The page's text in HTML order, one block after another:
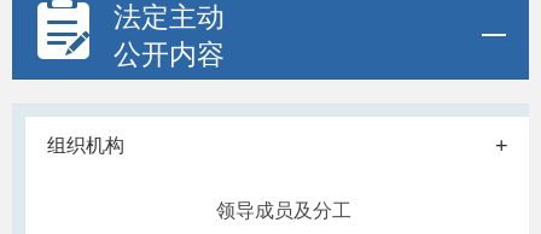
法定主动
公开内容
组织机构 +
领导成员及分工